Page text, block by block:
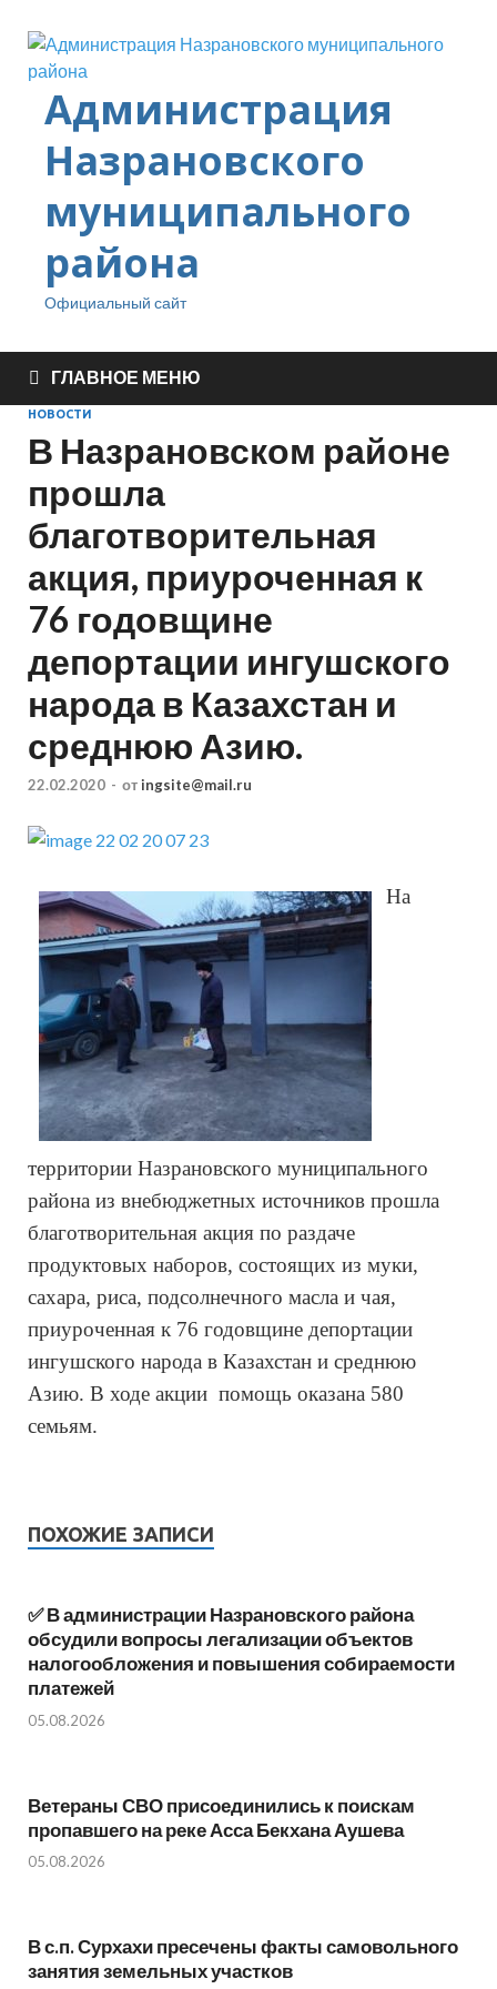
Администрация
Назрановского
муниципального
района
Официальный сайт
ГЛАВНОЕ МЕНЮ
НОВОСТИ
В Назрановском районе
прошла
благотворительная
акция, приуроченная к
76 годовщине
депортации ингушского
народа в Казахстан и
среднюю Азию.
22.02.2020 - от ingsite@mail.ru
На
территории Назрановского муниципального
района из внебюджетных источников прошла
благотворительная акция по раздаче
продуктовых наборов, состоящих из муки,
сахара, риса, подсолнечного масла и чая,
приуроченная к 76 годовщине депортации
ингушского народа в Казахстан и среднюю
Азию. В ходе акции помощь оказана 580
семьям.
ПОХОЖИЕ ЗАПИСИ
✅ В администрации Назрановского района
обсудили вопросы легализации объектов
налогообложения и повышения собираемости
платежей
05.08.2026
Ветераны СВО присоединились к поискам
пропавшего на реке Асса Бекхана Аушева
05.08.2026
В с.п. Сурхахи пресечены факты самовольного
занятия земельных участков